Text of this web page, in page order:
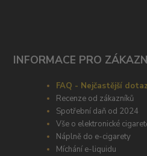
INFORMACE PRO
FAQ - Nejčastější
Recenze od zákazníků
Spotřební daň od 2024
Vše o elektronické
Náplně do e-cigarety
Míchání e-liquidu